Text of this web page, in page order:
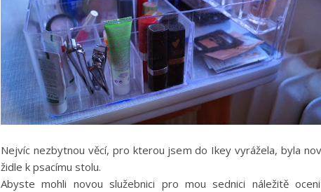
Nejvíc nezbytnou věcí, pro kterou jsem do Ikey vyrážela, byla
židle k psacímu stolu.
Abyste mohli novou služebnici pro mou sednici náležitě